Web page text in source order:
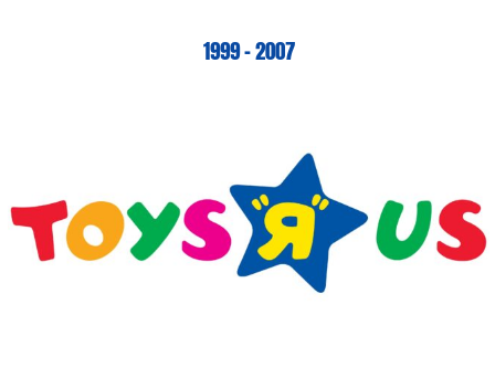
1999 – 2007